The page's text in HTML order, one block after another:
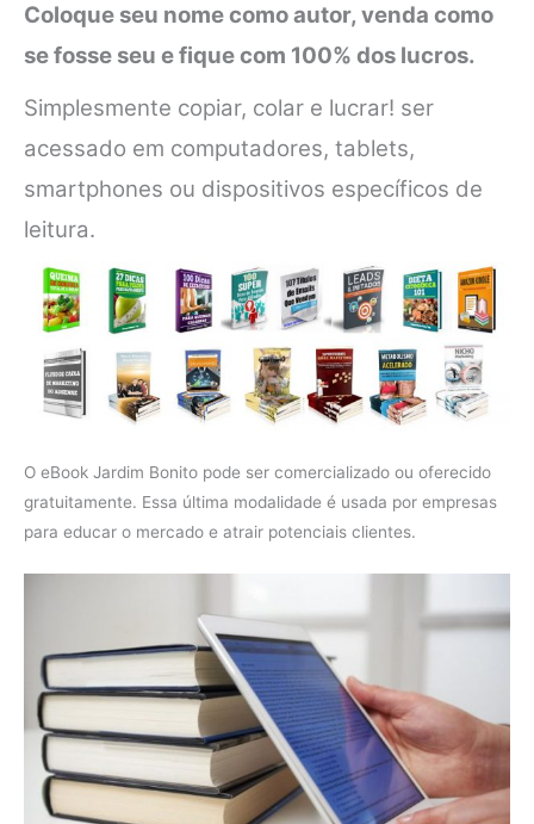
Coloque seu nome como autor, venda como
se fosse seu e fique com 100% dos lucros.
Simplesmente copiar, colar e lucrar! ser
acessado em computadores, tablets,
smartphones ou dispositivos específicos de
leitura.
O eBook Jardim Bonito pode ser comercializado ou oferecido
gratuitamente. Essa última modalidade é usada por empresas
para educar o mercado e atrair potenciais clientes.